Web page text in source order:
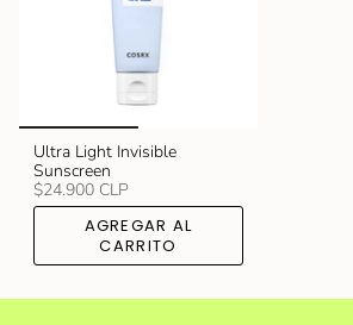
Ultra Light Invisible
Sunscreen
$24.900 CLP
AGREGAR AL
CARRITO